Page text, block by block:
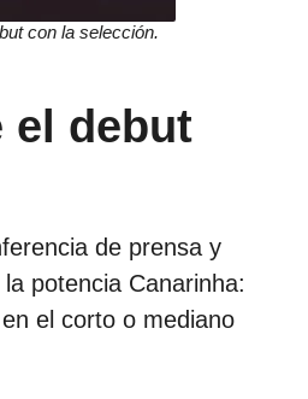
con la selección.
el debut
de prensa y
potencia Canarinha:
el corto o mediano